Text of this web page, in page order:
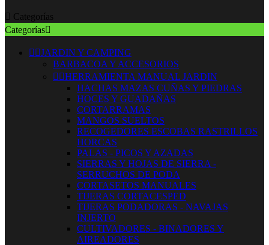
 Categorías
Categorías
 JARDIN Y CAMPING
BARBACOA Y ACCESORIOS
 HERRAMIENTA MANUAL JARDIN
HACHAS MAZAS CUÑAS Y PIEDRAS
HOCES Y GUADAÑAS
CORTARRAMAS
MANGOS SUELTOS
RECOGEDORES ESCOBAS RASTRILLOS
HORCAS
PALAS - PICOS Y AZADAS
SIERRAS Y HOJAS DE SIERRA -
SERRUCHOS DE PODA
CORTASETOS MANUALES
TIJERAS CORTACESPED
TIJERAS PODADORAS - NAVAJAS
INJERTO
CULTIVADORES - BINADORES Y
AIREADORES